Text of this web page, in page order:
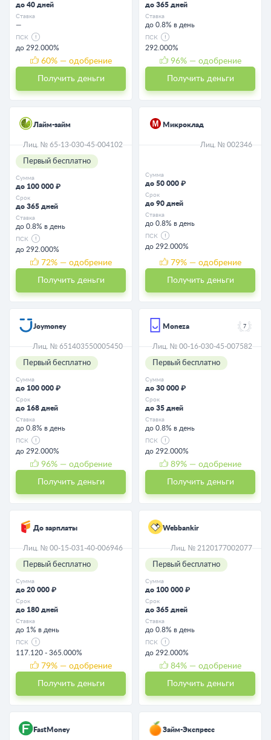
до 40 дней
Ставка
—
ПСК
до 292.000%
60% — одобрение
Получить деньги
до 365 дней
Ставка
до 0.8% в день
ПСК
292.000%
96% — одобрение
Получить деньги
Лайм-займ
Лиц. № 65-13-030-45-004102
Первый бесплатно
Сумма
до 100 000 ₽
Срок
до 365 дней
Ставка
до 0.8% в день
ПСК
до 292.000%
72% — одобрение
Получить деньги
Микроклад
Лиц. № 002346
Сумма
до 50 000 ₽
Срок
до 90 дней
Ставка
до 0.8% в день
ПСК
до 292.000%
79% — одобрение
Получить деньги
Joymoney
Лиц. № 651403550005450
Первый бесплатно
Сумма
до 100 000 ₽
Срок
до 168 дней
Ставка
до 0.8% в день
ПСК
до 292.000%
96% — одобрение
Получить деньги
Moneza 7
Лиц. № 00-16-030-45-007582
Первый бесплатно
Сумма
до 30 000 ₽
Срок
до 35 дней
Ставка
до 0.8% в день
ПСК
до 292.000%
89% — одобрение
Получить деньги
До зарплаты
Лиц. № 00-15-031-40-006946
Первый бесплатно
Сумма
до 20 000 ₽
Срок
до 180 дней
Ставка
до 1% в день
ПСК
117.120 - 365.000%
79% — одобрение
Получить деньги
Webbankir
Лиц. № 2120177002077
Первый бесплатно
Сумма
до 100 000 ₽
Срок
до 365 дней
Ставка
до 0.8% в день
ПСК
до 292.000%
84% — одобрение
Получить деньги
FastMoney Займ-Экспресс